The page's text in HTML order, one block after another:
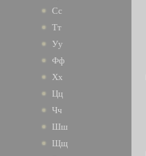
Сс
Тт
Уу
Фф
Хх
Цц
Чч
Шш
Щщ